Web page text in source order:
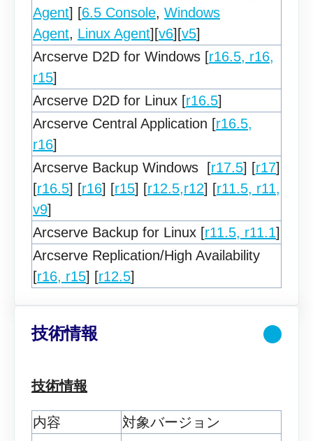
Agent] [6.5 Console, Windows
Agent, Linux Agent][v6][v5]
Arcserve D2D for Windows [r16.5, r16,
r15]
Arcserve D2D for Linux [r16.5]
Arcserve Central Application [r16.5,
r16]
Arcserve Backup Windows [r17.5] [r17]
[r16.5] [r16] [r15] [r12.5,r12] [r11.5, r11,
v9]
Arcserve Backup for Linux [r11.5, r11.1]
Arcserve Replication/High Availability
[r16, r15] [r12.5]
技術情報
技術情報
内容 対象バージョン